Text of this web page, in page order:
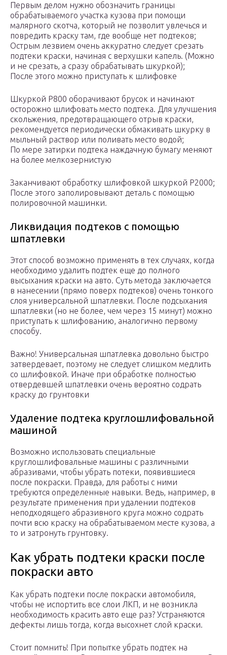
Первым делом нужно обозначить границы
обрабатываемого участка кузова при помощи
малярного скотча, который не позволит увлечься и
повредить краску там, где вообще нет подтеков;
Острым лезвием очень аккуратно следует срезать
подтеки краски, начиная с верхушки капель. (Можно
и не срезать, а сразу обрабатывать шкуркой);
После этого можно приступать к шлифовке
Шкуркой Р800 оборачивают брусок и начинают
осторожно шлифовать место подтека. Для улучшения
скольжения, предотвращающего отрыв краски,
рекомендуется периодически обмакивать шкурку в
мыльный раствор или поливать место водой;
По мере затирки подтека наждачную бумагу меняют
на более мелкозернистую
Заканчивают обработку шлифовкой шкуркой Р2000;
После этого заполировывают деталь с помощью
полировочной машинки.
Ликвидация подтеков с помощью
шпатлевки
Этот способ возможно применять в тех случаях, когда
необходимо удалить подтек еще до полного
высыхания краски на авто. Суть метода заключается
в нанесении (прямо поверх подтеков) очень тонкого
слоя универсальной шпатлевки. После подсыхания
шпатлевки (но не более, чем через 15 минут) можно
приступать к шлифованию, аналогично первому
способу.
Важно! Универсальная шпатлевка довольно быстро
затвердевает, поэтому не следует слишком медлить
со шлифовкой. Иначе при обработке полностью
отвердевшей шпатлевки очень вероятно содрать
краску до грунтовки
Удаление подтека круглошлифовальной
машиной
Возможно использовать специальные
круглошлифовальные машины с различными
абразивами, чтобы убрать потеки, появившиеся
после покраски. Правда, для работы с ними
требуются определенные навыки. Ведь, например, в
результате применения при удалении подтеков
неподходящего абразивного круга можно содрать
почти всю краску на обрабатываемом месте кузова, а
то и затронуть грунтовку.
Как убрать подтеки краски после
покраски авто
Как убрать подтеки после покраски автомобиля,
чтобы не испортить все слои ЛКП, и не возникла
необходимость красить авто еще раз? Устраняются
дефекты лишь тогда, когда высохнет слой краски.
Стоит помнить! При попытке убрать подтек на